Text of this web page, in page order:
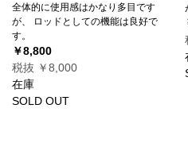
全体的に使用感はかなり多目です
が、 ロッドとしての機能は良好で
す。
￥8,800
税抜 ￥8,000
在庫
SOLD OUT